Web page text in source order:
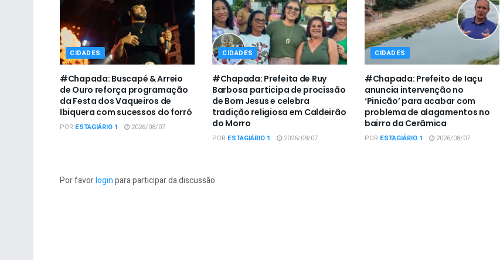
CIDADES
#Chapada: Buscapé & Arreio
de Ouro reforça programação
da Festa dos Vaqueiros de
Ibiquera com sucessos do forró
POR ESTAGIÁRIO 1 2026/08/07
CIDADES
#Chapada: Prefeita de Ruy
Barbosa participa de procissão
de Bom Jesus e celebra
tradição religiosa em Caldeirão
do Morro
POR ESTAGIÁRIO 1 2026/08/07
CIDADES
#Chapada: Prefeito de Iaçu
anuncia intervenção no
‘Pinicão’ para acabar com
problema de alagamentos no
bairro da Cerâmica
POR ESTAGIÁRIO 1 2026/08/07
Por favorloginpara participar da discussão